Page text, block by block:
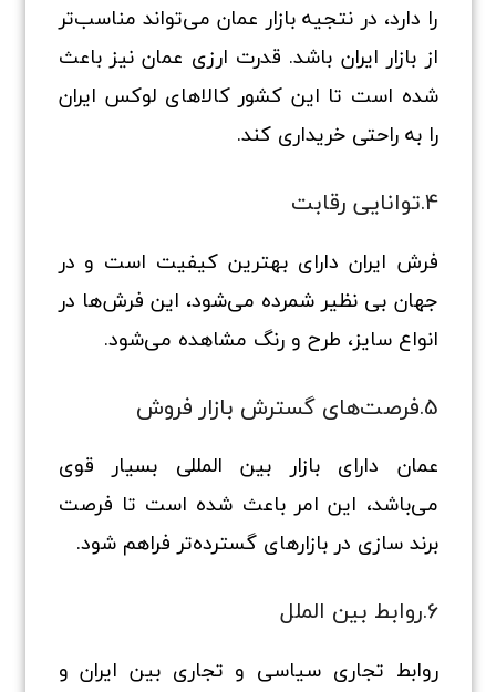
را دارد، در نتجیه بازار عمان می‌تواند مناسب‌تر
از بازار ایران باشد. قدرت ارزی عمان نیز باعث
شده است تا این کشور کالاهای لوکس ایران
را به راحتی خریداری کند.
4.توانایی رقابت
فرش ایران دارای بهترین کیفیت است و در
جهان بی نظیر شمرده می‌شود، این فرش‌ها در
انواع سایز، طرح و رنگ مشاهده می‌شود.
5.فرصت‌های گسترش بازار فروش
عمان دارای بازار بین المللی بسیار قوی
می‌باشد، این امر باعث شده است تا فرصت
برند سازی در بازارهای گسترده‌تر فراهم شود.
6.روابط بین الملل
روابط تجاری سیاسی و تجاری بین ایران و